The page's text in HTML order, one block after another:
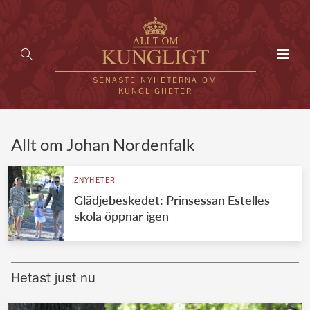
SENASTE NYHETERNA OM
KUNGLIGHETER
UTLÄNDSKT
VÄRLDENS KUNGAHUS
Brittiska kungahuset
Allt om Johan Nordenfalk
ZNYHETER
Glädjebeskedet: Prinsessan Estelles
skola öppnar igen
Hetast just nu